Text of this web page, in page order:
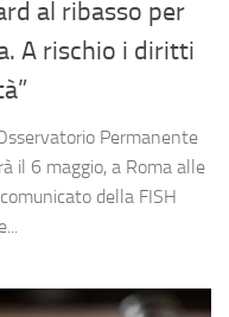
al ribasso per
A rischio i diritti
Permanente
il 6 maggio, a Roma alle
della FISH